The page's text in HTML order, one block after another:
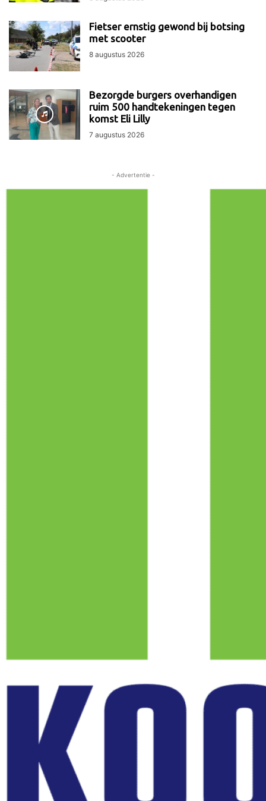
Fietser ernstig gewond bij botsing
met scooter
8 augustus 2026
Bezorgde burgers overhandigen
ruim 500 handtekeningen tegen
komst Eli Lilly
7 augustus 2026
- Advertentie -